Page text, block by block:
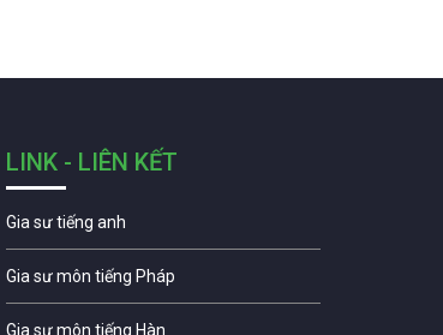
LINK - LIÊN KẾT
Gia sư tiếng anh
Gia sư môn tiếng Pháp
Gia sư môn tiếng Hàn